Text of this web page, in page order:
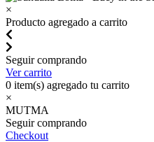
×
Producto agregado a carrito
Seguir comprando
Ver carrito
0 item(s) agregado tu carrito
×
MUTMA
Seguir comprando
Checkout